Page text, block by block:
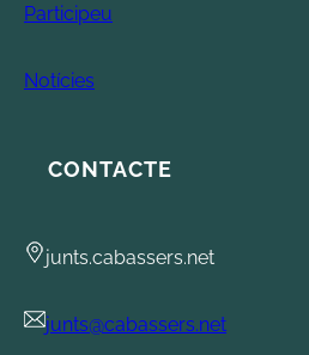
Participeu
Notícies
CONTACTE
junts.cabassers.net
junts@cabassers.net